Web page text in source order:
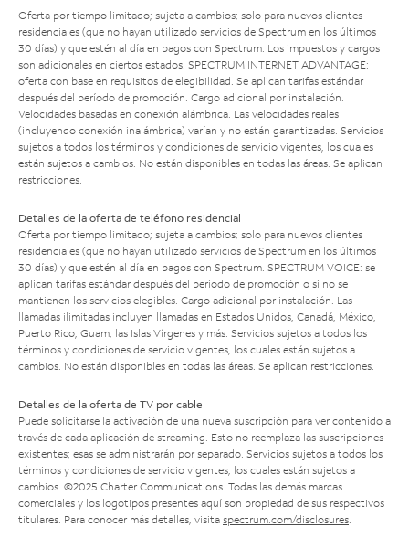
Oferta por tiempo limitado; sujeta a cambios; solo para nuevos clientes
residenciales (que no hayan utilizado servicios de Spectrum en los últimos
30 días) y que estén al día en pagos con Spectrum. Los impuestos y cargos
son adicionales en ciertos estados. SPECTRUM INTERNET ADVANTAGE:
oferta con base en requisitos de elegibilidad. Se aplican tarifas estándar
después del período de promoción. Cargo adicional por instalación.
Velocidades basadas en conexión alámbrica. Las velocidades reales
(incluyendo conexión inalámbrica) varían y no están garantizadas. Servicios
sujetos a todos los términos y condiciones de servicio vigentes, los cuales
están sujetos a cambios. No están disponibles en todas las áreas. Se aplican
restricciones.
Detalles de la oferta de teléfono residencial
Oferta por tiempo limitado; sujeta a cambios; solo para nuevos clientes
residenciales (que no hayan utilizado servicios de Spectrum en los últimos
30 días) y que estén al día en pagos con Spectrum. SPECTRUM VOICE: se
aplican tarifas estándar después del período de promoción o si no se
mantienen los servicios elegibles. Cargo adicional por instalación. Las
llamadas ilimitadas incluyen llamadas en Estados Unidos, Canadá, México,
Puerto Rico, Guam, las Islas Vírgenes y más. Servicios sujetos a todos los
términos y condiciones de servicio vigentes, los cuales están sujetos a
cambios. No están disponibles en todas las áreas. Se aplican restricciones.
Detalles de la oferta de TV por cable
Puede solicitarse la activación de una nueva suscripción para ver contenido a
través de cada aplicación de streaming. Esto no reemplaza las suscripciones
existentes; esas se administrarán por separado. Servicios sujetos a todos los
términos y condiciones de servicio vigentes, los cuales están sujetos a
cambios. ©2025 Charter Communications. Todas las demás marcas
comerciales y los logotipos presentes aquí son propiedad de sus respectivos
titulares. Para conocer más detalles, visita spectrum.com/disclosures